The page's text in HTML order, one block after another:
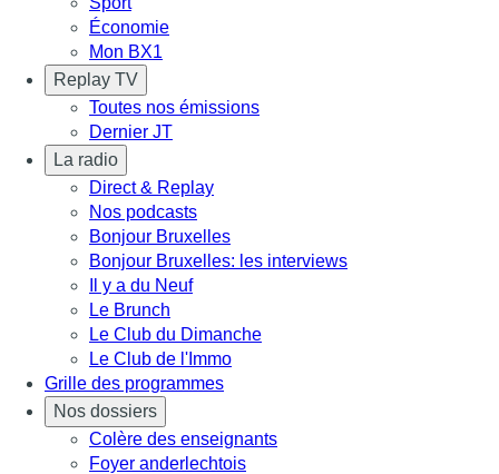
Économie
Mon BX1
Replay TV
Toutes nos émissions
Dernier JT
La radio
Direct & Replay
Nos podcasts
Bonjour Bruxelles
Bonjour Bruxelles: les interviews
Il y a du Neuf
Le Brunch
Le Club du Dimanche
Le Club de l'Immo
Grille des programmes
Nos dossiers
Colère des enseignants
Foyer anderlechtois